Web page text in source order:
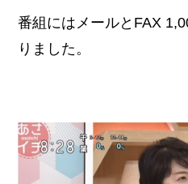
番組にはメールとFAX
りました。